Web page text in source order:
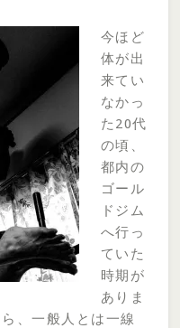
今ほど
体が出
来てい
なかっ
た20代
の頃、
都内の
ゴール
ドジム
へ行っ
ていた
時期が
ありま
、一般人とは一線